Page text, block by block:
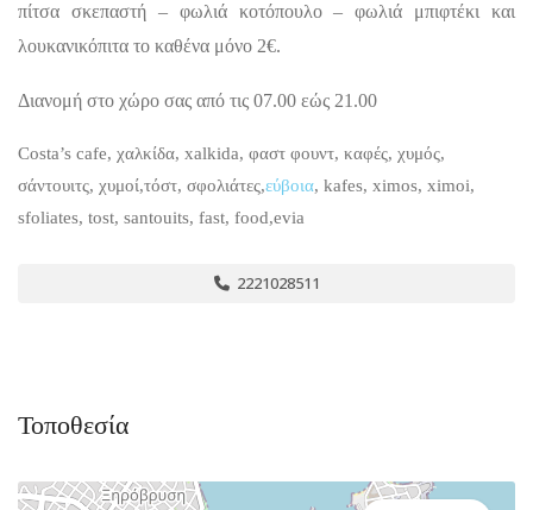
πίτσα σκεπαστή – φωλιά κοτόπουλο – φωλιά μπιφτέκι και
λουκανικόπιτα το καθένα μόνο 2€.
Διανομή στο χώρο σας από τις 07.00 εώς 21.00
Costa’s cafe, χαλκίδα, xalkida, φαστ φουντ, καφές, χυμός,
σάντουιτς, χυμοί,τόστ, σφολιάτες,εύβοια, kafes, ximos, ximoi,
sfoliates, tost, santouits, fast, food,evia
2221028511
Τοποθεσία